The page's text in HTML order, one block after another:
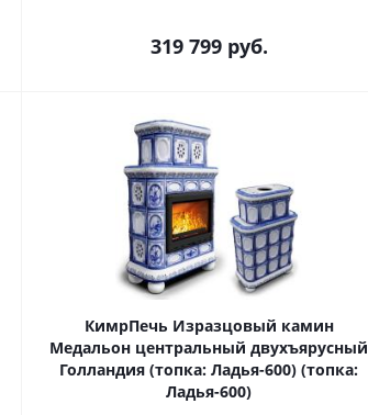
319 799руб.
КимрПечь Изразцовый камин
Медальон центральный двухъярусный
Голландия (топка: Ладья-600) (топка:
Ладья-600)